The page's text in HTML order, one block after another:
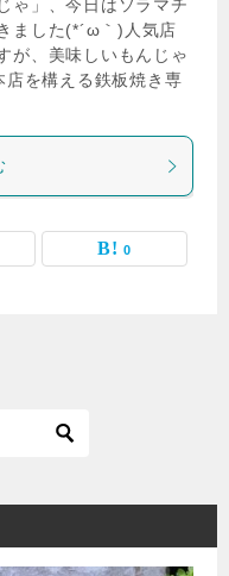
ゃ」、今日はソラマチ
ました(*´ω｀)人気店
が、美味しいもんじゃ
を構える鉄板焼き専
0